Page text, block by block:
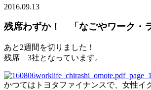
2016.09.13
残席わずか！ 「なごやワーク・
あと2週間を切りました！
残席 3社となっています。
かつてはトヨタファイナンスで、女性イ